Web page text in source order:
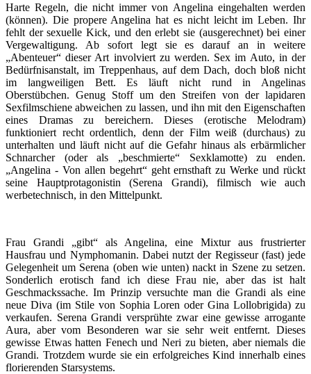
Harte Regeln, die nicht immer von Angelina eingehalten werden
(können). Die propere Angelina hat es nicht leicht im Leben. Ihr
fehlt der sexuelle Kick, und den erlebt sie (ausgerechnet) bei einer
Vergewaltigung. Ab sofort legt sie es darauf an in weitere
„Abenteuer“ dieser Art involviert zu werden. Sex im Auto, in der
Bedürfnisanstalt, im Treppenhaus, auf dem Dach, doch bloß nicht
im langweiligen Bett. Es läuft nicht rund in Angelinas
Oberstübchen. Genug Stoff um den Streifen von der lapidaren
Sexfilmschiene abweichen zu lassen, und ihn mit den Eigenschaften
eines Dramas zu bereichern. Dieses (erotische Melodram)
funktioniert recht ordentlich, denn der Film weiß (durchaus) zu
unterhalten und läuft nicht auf die Gefahr hinaus als erbärmlicher
Schnarcher (oder als „beschmierte“ Sexklamotte) zu enden.
„Angelina - Von allen begehrt“ geht ernsthaft zu Werke und rückt
seine Hauptprotagonistin (Serena Grandi), filmisch wie auch
werbetechnisch, in den Mittelpunkt.
Frau Grandi „gibt“ als Angelina, eine Mixtur aus frustrierter
Hausfrau und Nymphomanin. Dabei nutzt der Regisseur (fast) jede
Gelegenheit um Serena (oben wie unten) nackt in Szene zu setzen.
Sonderlich erotisch fand ich diese Frau nie, aber das ist halt
Geschmackssache. Im Prinzip versuchte man die Grandi als eine
neue Diva (im Stile von Sophia Loren oder Gina Lollobrigida) zu
verkaufen. Serena Grandi versprühte zwar eine gewisse arrogante
Aura, aber vom Besonderen war sie sehr weit entfernt. Dieses
gewisse Etwas hatten Fenech und Neri zu bieten, aber niemals die
Grandi. Trotzdem wurde sie ein erfolgreiches Kind innerhalb eines
florierenden Starsystems.